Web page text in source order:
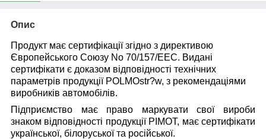
Опис
Продукт має сертифікації згідно з директивою
Європейського Союзу No 70/157/EEC. Видані
сертифікати є доказом відповідності технічних
параметрів продукції POLMOstr?w, з рекомендаціями
виробників автомобілів.
Підприємство має право маркувати свої вироби
знаком відповідності продукції PIMOT, має сертифікати
української, білоруської та російської.